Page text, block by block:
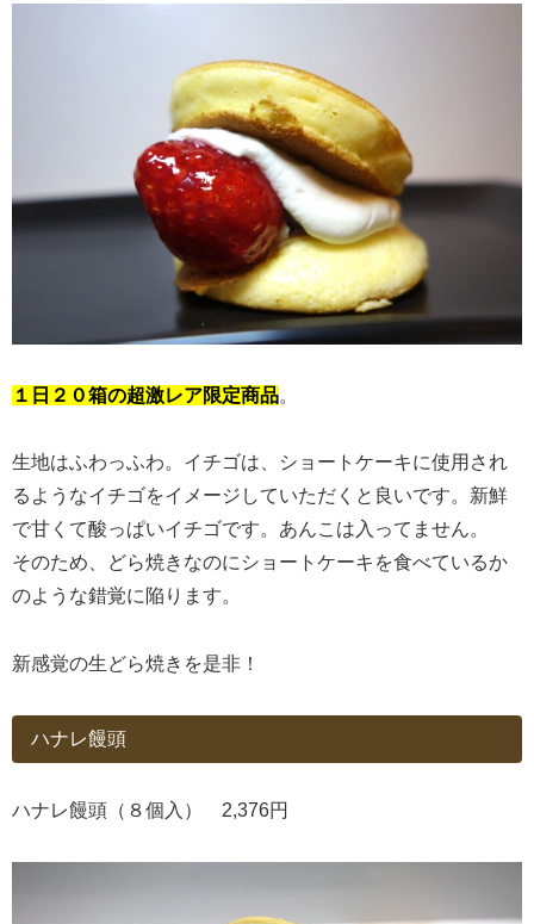
１日２０箱の超激レア限定商品。
生地はふわっふわ。イチゴは、ショートケーキに使用され
るようなイチゴをイメージしていただくと良いです。新鮮
で甘くて酸っぱいイチゴです。あんこは入ってません。
そのため、どら焼きなのにショートケーキを食べているか
のような錯覚に陥ります。
新感覚の生どら焼きを是非！
ハナレ饅頭
ハナレ饅頭（８個入） 2,376円